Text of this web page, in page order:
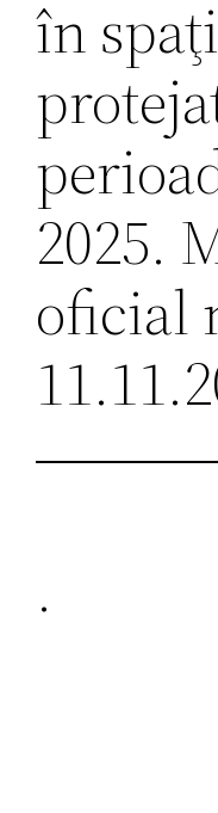
în
2025.
oficial
.